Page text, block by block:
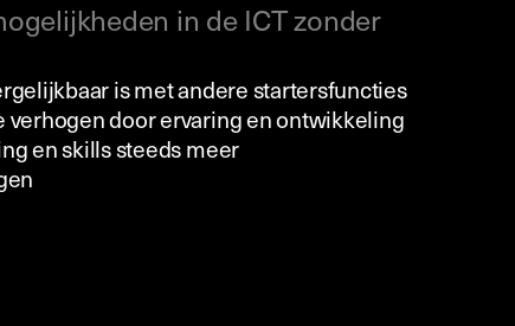
in de ICT zonder
is met andere startersfuncties
verhogen door ervaring en ontwikkeling
en skills steeds meer